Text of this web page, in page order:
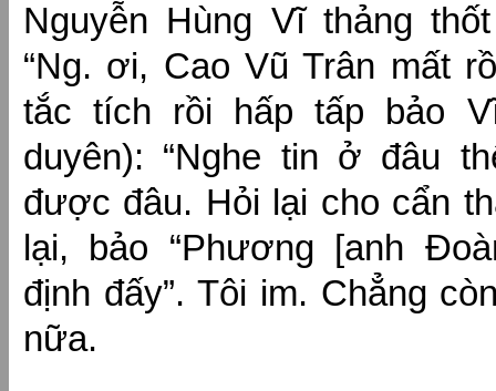
Nguyễn Hùng Vĩ thảng
“Ng. ơi, Cao Vũ Trân mất
tắc tích rồi hấp tấp bảo
duyên): “Nghe tin ở đâu
được đâu. Hỏi lại cho cẩn
lại, bảo “Phương [anh
định đấy”. Tôi im. Chẳng
nữa.